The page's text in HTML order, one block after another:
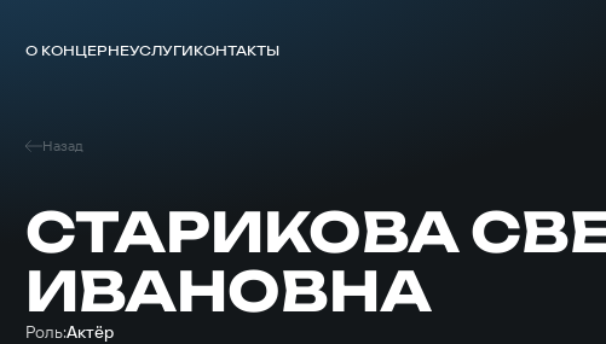
О КОНЦЕРНЕУСЛУГИКОНТАКТЫ
Назад
СТАРИКОВА
ИВАНОВНА
Роль:Актёр